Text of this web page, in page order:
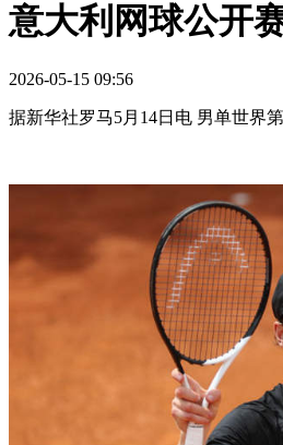
意大利网球公开
2026-05-15 09:56
据新华社罗马5月14日电 男单世界